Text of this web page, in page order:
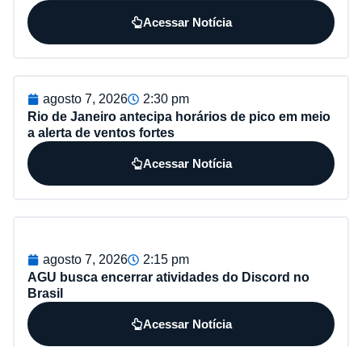
Acessar Notícia
agosto 7, 2026
2:30 pm
Rio de Janeiro antecipa horários de pico em meio
a alerta de ventos fortes
Acessar Notícia
agosto 7, 2026
2:15 pm
AGU busca encerrar atividades do Discord no
Brasil
Acessar Notícia